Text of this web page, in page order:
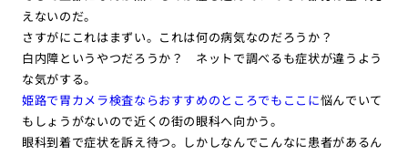
えないのだ。
さすがにこれはまずい。これは何の病気なのだろうか？
白内障というやつだろうか？ ネットで調べるも症状が違うよう
な気がする。
姫路で胃カメラ検査ならおすすめのところでもここに悩んでいて
もしょうがないので近くの街の眼科へ向かう。
眼科到着で症状を訴え待つ。しかしなんでこんなに患者があるん